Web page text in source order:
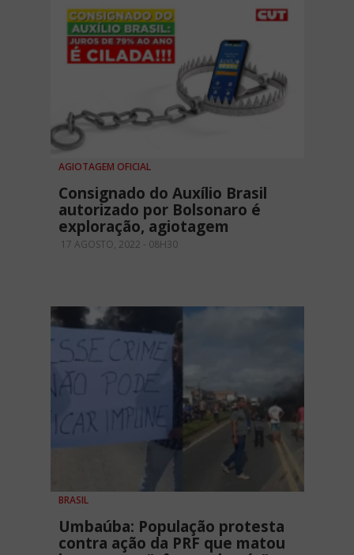
AGIOTAGEM OFICIAL
Consignado do Auxílio Brasil
autorizado por Bolsonaro é
exploração, agiotagem
17 AGOSTO, 2022 - 08H30
BRASIL
Umbaúba: População protesta
contra ação da PRF que matou